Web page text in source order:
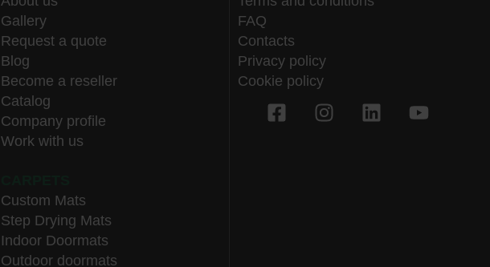
Gallery
Request a quote
Blog
Become a reseller
Catalog
Company profile
Work with us
Custom Mats
Step Drying Mats
Indoor Doormats
Outdoor doormats
FAQ
Contacts
Privacy policy
Cookie policy